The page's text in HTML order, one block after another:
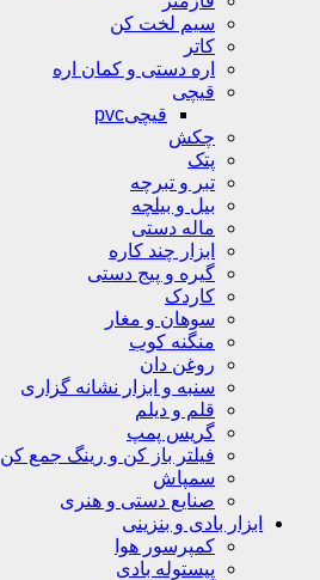
سیم لخت کن
کاتر
اره دستی و کمان اره
قیچی
قیچیpvc
چکش
پتک
تبر و تبرچه
بیل و بیلچه
ماله دستی
ابزار چند کاره
گیره و پیج دستی
کاردک
سوهان و مغار
منگنه کوب
روغن دان
سنبه و ابزار نشانه گزاری
قلم و دیلم
گریس پمپ
فیلتر باز کن و رینگ جمع کن
سمپاش
صنایع دستی و هنری
ابزار بادی و بنزینی
کمپرسور هوا
پیستوله بادی